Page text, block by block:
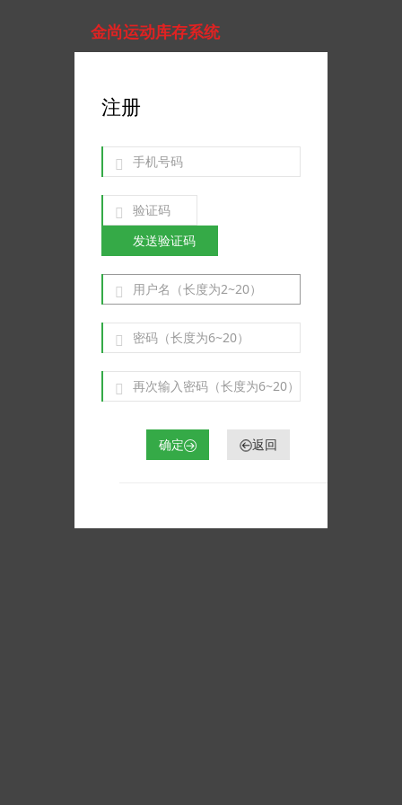
金尚运动库存系统
注册
确定 返回